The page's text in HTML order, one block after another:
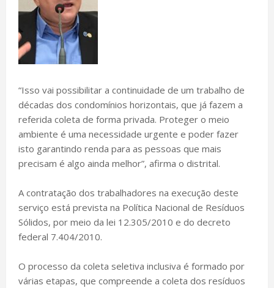
“Isso vai possibilitar a continuidade de um trabalho de
décadas dos condomínios horizontais, que já fazem a
referida coleta de forma privada. Proteger o meio
ambiente é uma necessidade urgente e poder fazer
isto garantindo renda para as pessoas que mais
precisam é algo ainda melhor”, afirma o distrital.
A contratação dos trabalhadores na execução deste
serviço está prevista na Política Nacional de Resíduos
Sólidos, por meio da lei 12.305/2010 e do decreto
federal 7.404/2010.
O processo da coleta seletiva inclusiva é formado por
várias etapas, que compreende a coleta dos resíduos